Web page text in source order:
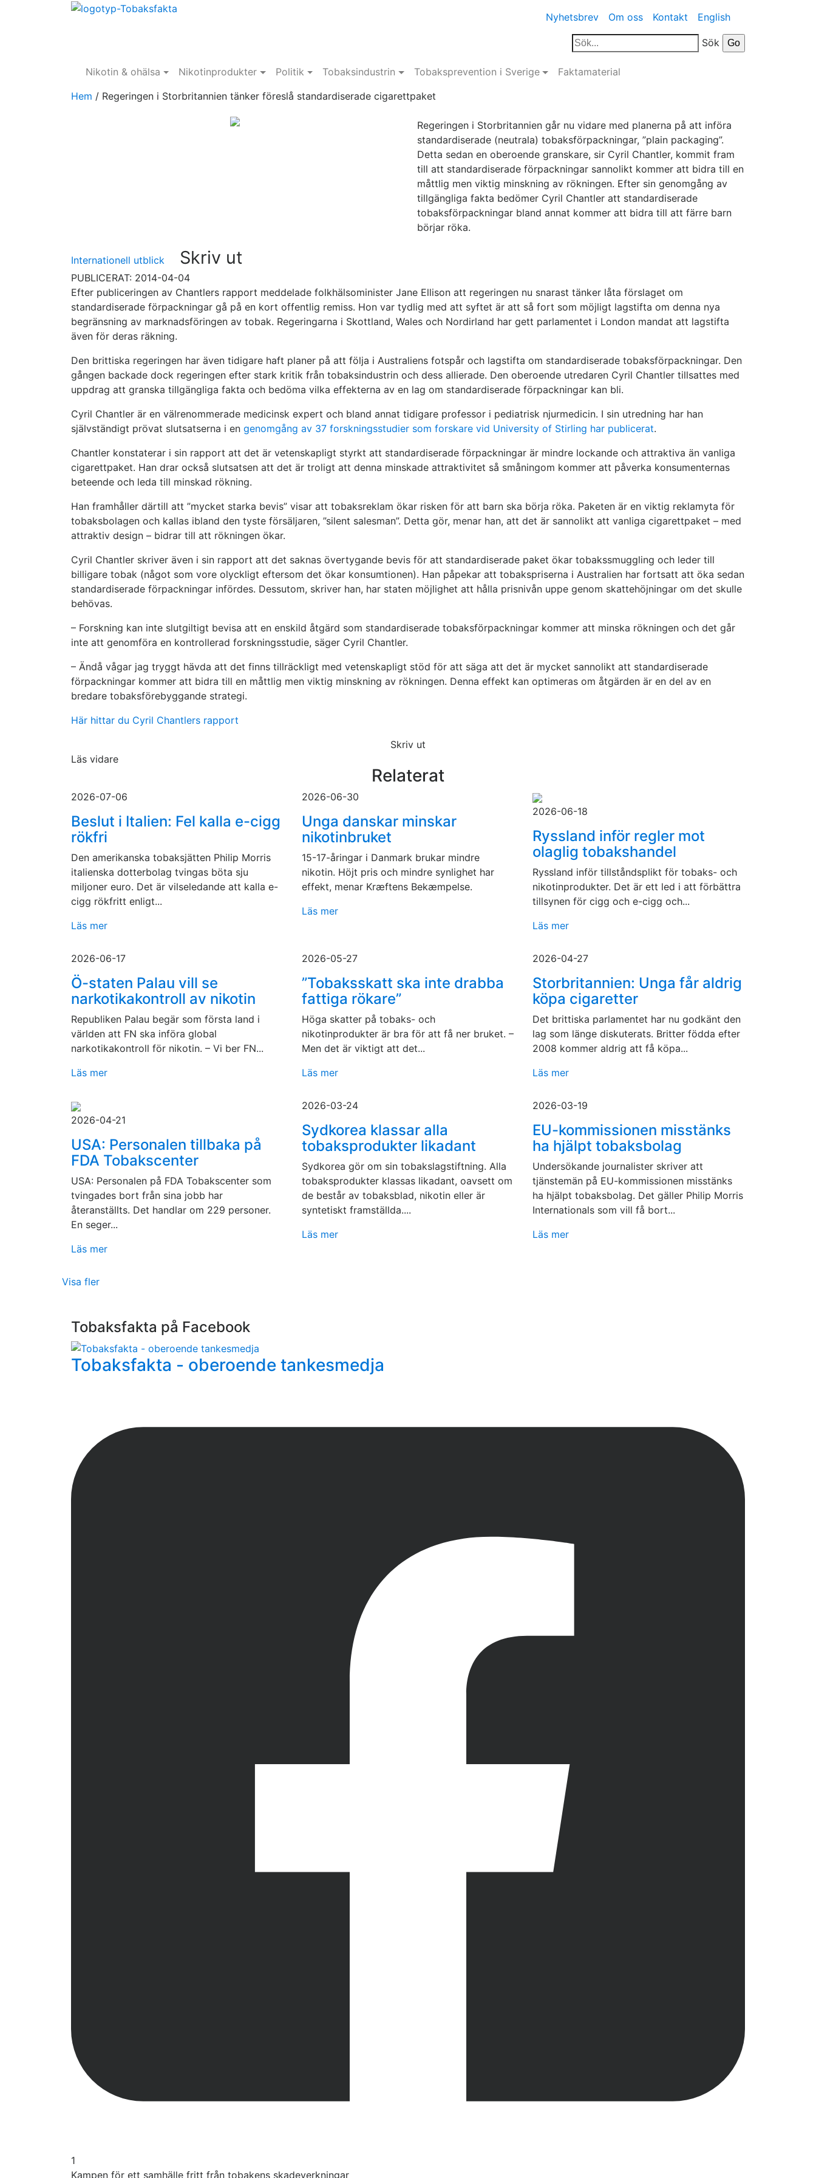
Nyhetsbrev Om oss Kontakt English
Sök
Nikotin & ohälsa Nikotinprodukter Politik Tobaksindustrin Tobaksprevention i Sverige
Faktamaterial
Hem / Regeringen i Storbritannien tänker föreslå standardiserade cigarettpaket
Regeringen i Storbritannien går nu vidare med planerna på att införa
standardiserade (neutrala) tobaksförpackningar, ”plain packaging”.
Detta sedan en oberoende granskare, sir Cyril Chantler, kommit fram
till att standardiserade förpackningar sannolikt kommer att bidra till en
måttlig men viktig minskning av rökningen. Efter sin genomgång av
tillgängliga fakta bedömer Cyril Chantler att standardiserade
tobaksförpackningar bland annat kommer att bidra till att färre barn
börjar röka.
Internationell utblick Skriv ut
PUBLICERAT: 2014-04-04
Efter publiceringen av Chantlers rapport meddelade folkhälsominister Jane Ellison att regeringen nu snarast tänker låta förslaget om
standardiserade förpackningar gå på en kort offentlig remiss. Hon var tydlig med att syftet är att så fort som möjligt lagstifta om denna nya
begränsning av marknadsföringen av tobak. Regeringarna i Skottland, Wales och Nordirland har gett parlamentet i London mandat att lagstifta
även för deras räkning.
Den brittiska regeringen har även tidigare haft planer på att följa i Australiens fotspår och lagstifta om standardiserade tobaksförpackningar. Den
gången backade dock regeringen efter stark kritik från tobaksindustrin och dess allierade. Den oberoende utredaren Cyril Chantler tillsattes med
uppdrag att granska tillgängliga fakta och bedöma vilka effekterna av en lag om standardiserade förpackningar kan bli.
Cyril Chantler är en välrenommerade medicinsk expert och bland annat tidigare professor i pediatrisk njurmedicin. I sin utredning har han
självständigt prövat slutsatserna i en genomgång av 37 forskningsstudier som forskare vid University of Stirling har publicerat.
Chantler konstaterar i sin rapport att det är vetenskapligt styrkt att standardiserade förpackningar är mindre lockande och attraktiva än vanliga
cigarettpaket. Han drar också slutsatsen att det är troligt att denna minskade attraktivitet så småningom kommer att påverka konsumenternas
beteende och leda till minskad rökning.
Han framhåller därtill att ”mycket starka bevis” visar att tobaksreklam ökar risken för att barn ska börja röka. Paketen är en viktig reklamyta för
tobaksbolagen och kallas ibland den tyste försäljaren, ”silent salesman”. Detta gör, menar han, att det är sannolikt att vanliga cigarettpaket – med
attraktiv design – bidrar till att rökningen ökar.
Cyril Chantler skriver även i sin rapport att det saknas övertygande bevis för att standardiserade paket ökar tobakssmuggling och leder till
billigare tobak (något som vore olyckligt eftersom det ökar konsumtionen). Han påpekar att tobakspriserna i Australien har fortsatt att öka sedan
standardiserade förpackningar infördes. Dessutom, skriver han, har staten möjlighet att hålla prisnivån uppe genom skattehöjningar om det skulle
behövas.
– Forskning kan inte slutgiltigt bevisa att en enskild åtgärd som standardiserade tobaksförpackningar kommer att minska rökningen och det går
inte att genomföra en kontrollerad forskningsstudie, säger Cyril Chantler.
– Ändå vågar jag tryggt hävda att det finns tillräckligt med vetenskapligt stöd för att säga att det är mycket sannolikt att standardiserade
förpackningar kommer att bidra till en måttlig men viktig minskning av rökningen. Denna effekt kan optimeras om åtgärden är en del av en
bredare tobaksförebyggande strategi.
Här hittar du Cyril Chantlers rapport
Skriv ut
Läs vidare
Relaterat
2026-07-06
Beslut i Italien: Fel kalla e-cigg
rökfri
Den amerikanska tobaksjätten Philip Morris
italienska dotterbolag tvingas böta sju
miljoner euro. Det är vilseledande att kalla e-
cigg rökfritt enligt...
Läs mer
2026-06-30
Unga danskar minskar
nikotinbruket
15-17-åringar i Danmark brukar mindre
nikotin. Höjt pris och mindre synlighet har
effekt, menar Kræftens Bekæmpelse.
Läs mer
2026-06-18
Ryssland inför regler mot
olaglig tobakshandel
Ryssland inför tillståndsplikt för tobaks- och
nikotinprodukter. Det är ett led i att förbättra
tillsynen för cigg och e-cigg och...
Läs mer
2026-06-17
Ö-staten Palau vill se
narkotikakontroll av nikotin
Republiken Palau begär som första land i
världen att FN ska införa global
narkotikakontroll för nikotin. – Vi ber FN...
Läs mer
2026-05-27
”Tobaksskatt ska inte drabba
fattiga rökare”
Höga skatter på tobaks- och
nikotinprodukter är bra för att få ner bruket. –
Men det är viktigt att det...
Läs mer
2026-04-27
Storbritannien: Unga får aldrig
köpa cigaretter
Det brittiska parlamentet har nu godkänt den
lag som länge diskuterats. Britter födda efter
2008 kommer aldrig att få köpa...
Läs mer
2026-04-21
USA: Personalen tillbaka på
FDA Tobakscenter
USA: Personalen på FDA Tobakscenter som
tvingades bort från sina jobb har
återanställts. Det handlar om 229 personer.
En seger...
Läs mer
2026-03-24
Sydkorea klassar alla
tobaksprodukter likadant
Sydkorea gör om sin tobakslagstiftning. Alla
tobaksprodukter klassas likadant, oavsett om
de består av tobaksblad, nikotin eller är
syntetiskt framställda....
Läs mer
2026-03-19
EU-kommissionen misstänks
ha hjälpt tobaksbolag
Undersökande journalister skriver att
tjänstemän på EU-kommissionen misstänks
ha hjälpt tobaksbolag. Det gäller Philip Morris
Internationals som vill få bort...
Läs mer
Visa fler
Tobaksfakta på Facebook
Tobaksfakta - oberoende tankesmedja
1
Kampen för ett samhälle fritt från tobakens skadeverkningar